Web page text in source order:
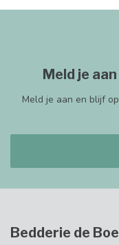
Meld je
Meld je aan en blijf
Bedderie de